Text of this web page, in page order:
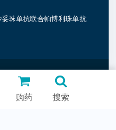
珠单抗联合帕博利珠单抗
© 2026
购药 搜索